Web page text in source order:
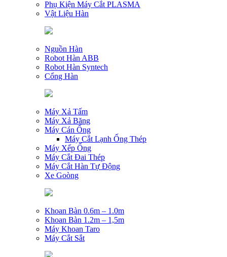
Phụ Kiện Máy Cắt PLASMA
Vật Liệu Hàn
Nguồn Hàn
Robot Hàn ABB
Robot Hàn Syntech
Cổng Hàn
Máy Xả Tấm
Máy Xả Băng
Máy Cán Ống
Máy Cắt Lạnh Ống Thép
Máy Xếp Ống
Máy Cắt Đai Thép
Máy Cắt Hàn Tự Động
Xe Goòng
Khoan Bàn 0.6m – 1.0m
Khoan Bàn 1.2m – 1,5m
Máy Khoan Taro
Máy Cắt Sắt